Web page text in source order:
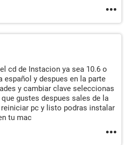
cd de Instacion ya sea 10.6 o
español y despues en la parte
y cambiar clave seleccionas
gustes despues sales de la
pc y listo podras instalar
tu mac